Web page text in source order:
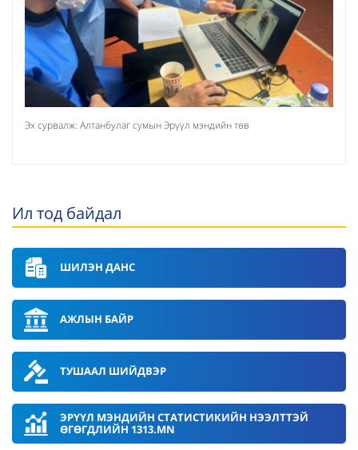
Эх сурвалж: Алтанбулаг сумын Эрүүл мэндийн төв
Ил тод байдал
ШИЛЭН ДАНС
АЖЛЫН БАЙР
ТУШААЛ ШИЙДВЭР
ЭРҮҮЛ МЭНДИЙН СТАТИСТИКИЙН НЭЭЛТТЭЙ
ӨГӨГДЛИЙН 1313.MN